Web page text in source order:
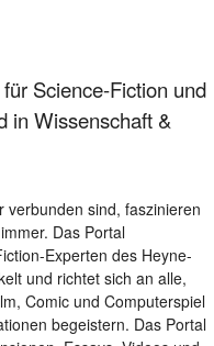
Science-Fiction und
in Wissenschaft &
verbunden sind, faszinieren
Das Portal
Experten des Heyne-
und richtet sich an alle,
Comic und Computerspiel
begeistern. Das Portal